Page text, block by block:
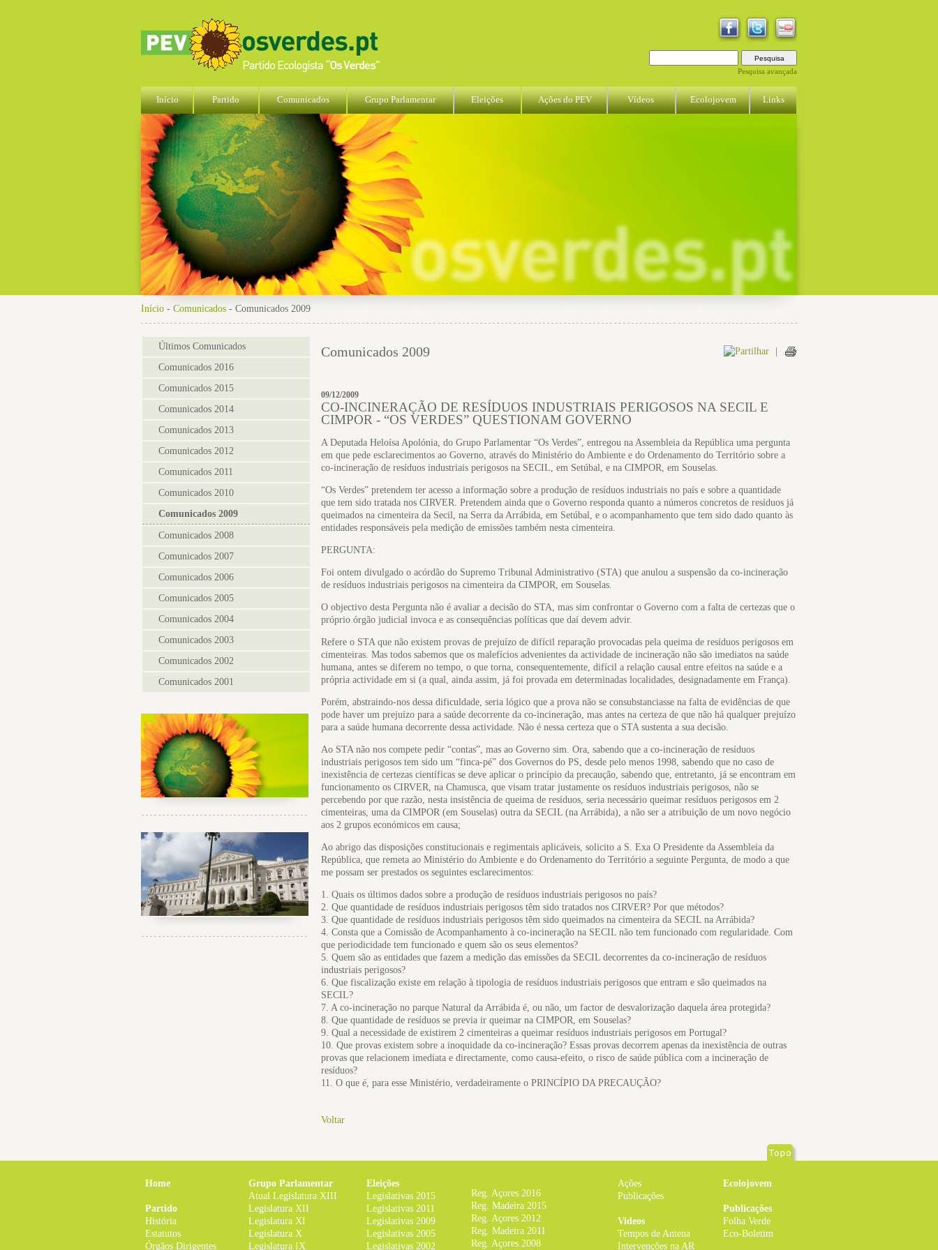
Pesquisa avançada
Início Partido Comunicados Grupo Parlamentar Eleições Ações do PEV Vídeos Ecolojovem Links
Início - Comunicados - Comunicados 2009
Últimos Comunicados
Comunicados 2016
Comunicados 2015
Comunicados 2014
Comunicados 2013
Comunicados 2012
Comunicados 2011
Comunicados 2010
Comunicados 2009
Comunicados 2008
Comunicados 2007
Comunicados 2006
Comunicados 2005
Comunicados 2004
Comunicados 2003
Comunicados 2002
Comunicados 2001
Comunicados 2009
09/12/2009
CO-INCINERAÇÃO DE RESÍDUOS INDUSTRIAIS PERIGOSOS NA SECIL E
CIMPOR - “OS VERDES” QUESTIONAM GOVERNO
A Deputada Heloísa Apolónia, do Grupo Parlamentar “Os Verdes”, entregou na Assembleia da República uma pergunta
em que pede esclarecimentos ao Governo, através do Ministério do Ambiente e do Ordenamento do Território sobre a
co-incineração de resíduos industriais perigosos na SECIL, em Setúbal, e na CIMPOR, em Souselas.
“Os Verdes” pretendem ter acesso a informação sobre a produção de resíduos industriais no país e sobre a quantidade
que tem sido tratada nos CIRVER. Pretendem ainda que o Governo responda quanto a números concretos de resíduos já
queimados na cimenteira da Secil, na Serra da Arrábida, em Setúbal, e o acompanhamento que tem sido dado quanto às
entidades responsáveis pela medição de emissões também nesta cimenteira.
PERGUNTA:
Foi ontem divulgado o acórdão do Supremo Tribunal Administrativo (STA) que anulou a suspensão da co-incineração
de resíduos industriais perigosos na cimenteira da CIMPOR, em Souselas.
O objectivo desta Pergunta não é avaliar a decisão do STA, mas sim confrontar o Governo com a falta de certezas que o
próprio órgão judicial invoca e as consequências políticas que daí devem advir.
Refere o STA que não existem provas de prejuízo de difícil reparação provocadas pela queima de resíduos perigosos em
cimenteiras. Mas todos sabemos que os malefícios advenientes da actividade de incineração não são imediatos na saúde
humana, antes se diferem no tempo, o que torna, consequentemente, difícil a relação causal entre efeitos na saúde e a
própria actividade em si (a qual, ainda assim, já foi provada em determinadas localidades, designadamente em França).
Porém, abstraindo-nos dessa dificuldade, seria lógico que a prova não se consubstanciasse na falta de evidências de que
pode haver um prejuízo para a saúde decorrente da co-incineração, mas antes na certeza de que não há qualquer prejuízo
para a saúde humana decorrente dessa actividade. Não é nessa certeza que o STA sustenta a sua decisão.
Ao STA não nos compete pedir “contas”, mas ao Governo sim. Ora, sabendo que a co-incineração de resíduos
industriais perigosos tem sido um “finca-pé” dos Governos do PS, desde pelo menos 1998, sabendo que no caso de
inexistência de certezas científicas se deve aplicar o princípio da precaução, sabendo que, entretanto, já se encontram em
funcionamento os CIRVER, na Chamusca, que visam tratar justamente os resíduos industriais perigosos, não se
percebendo por que razão, nesta insistência de queima de resíduos, seria necessário queimar resíduos perigosos em 2
cimenteiras, uma da CIMPOR (em Souselas) outra da SECIL (na Arrábida), a não ser a atribuição de um novo negócio
aos 2 grupos económicos em causa;
Ao abrigo das disposições constitucionais e regimentais aplicáveis, solicito a S. Exa O Presidente da Assembleia da
República, que remeta ao Ministério do Ambiente e do Ordenamento do Território a seguinte Pergunta, de modo a que
me possam ser prestados os seguintes esclarecimentos:
1. Quais os últimos dados sobre a produção de resíduos industriais perigosos no país?
2. Que quantidade de resíduos industriais perigosos têm sido tratados nos CIRVER? Por que métodos?
3. Que quantidade de resíduos industriais perigosos têm sido queimados na cimenteira da SECIL na Arrábida?
4. Consta que a Comissão de Acompanhamento à co-incineração na SECIL não tem funcionado com regularidade. Com
que periodicidade tem funcionado e quem são os seus elementos?
5. Quem são as entidades que fazem a medição das emissões da SECIL decorrentes da co-incineração de resíduos
industriais perigosos?
6. Que fiscalização existe em relação à tipologia de resíduos industriais perigosos que entram e são queimados na
SECIL?
7. A co-incineração no parque Natural da Arrábida é, ou não, um factor de desvalorização daquela área protegida?
8. Que quantidade de resíduos se previa ir queimar na CIMPOR, em Souselas?
9. Qual a necessidade de existirem 2 cimenteiras a queimar resíduos industriais perigosos em Portugal?
10. Que provas existem sobre a inoquidade da co-incineração? Essas provas decorrem apenas da inexistência de outras
provas que relacionem imediata e directamente, como causa-efeito, o risco de saúde pública com a incineração de
resíduos?
11. O que é, para esse Ministério, verdadeiramente o PRINCÍPIO DA PRECAUÇÃO?
Voltar
Home
Partido
História
Estatutos
Órgãos Dirigentes
Grupo Parlamentar
Atual Legislatura XIII
Legislatura XII
Legislatura XI
Legislatura X
Legislatura IX
Eleições
Legislativas 2015
Legislativas 2011
Legislativas 2009
Legislativas 2005
Legislativas 2002
Reg. Açores 2016
Reg. Madeira 2015
Reg. Açores 2012
Reg. Madeira 2011
Reg. Açores 2008
Ações
Publicações
Videos
Tempos de Antena
Intervenções na AR
Ecolojovem
Publicações
Folha Verde
Eco-Boletim